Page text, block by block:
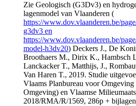
Zie Geologisch (G3Dv3) en
lagenmodel van Vlaanderen (
https://www.dov.vlaanderen.be/
g3dv3 en
https://www.dov.vlaanderen.be/
model-h3dv20) Deckers J., De
Broothaers M., Dirix K., Hambsch
Lanckacker T., Matthijs, J.,
Van Haren T., 2019. Studie
Vlaams Planbureau voor Omgeving
Omgeving) en Vlaamse
2018/RMA/R/1569, 286p +